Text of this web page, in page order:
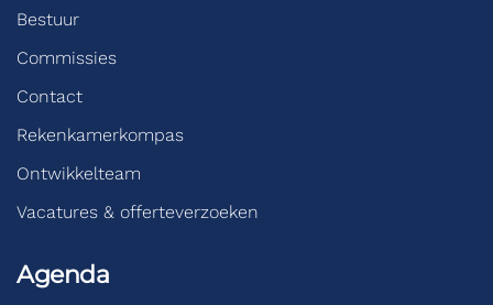
Bestuur
Commissies
Contact
Rekenkamerkompas
Ontwikkelteam
Vacatures & offerteverzoeken
Agenda